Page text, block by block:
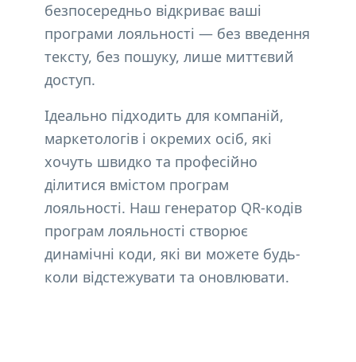
безпосередньо відкриває ваші
програми лояльності — без введення
тексту, без пошуку, лише миттєвий
доступ.
Ідеально підходить для компаній,
маркетологів і окремих осіб, які
хочуть швидко та професійно
ділитися вмістом програм
лояльності. Наш генератор QR-кодів
програм лояльності створює
динамічні коди, які ви можете будь-
коли відстежувати та оновлювати.